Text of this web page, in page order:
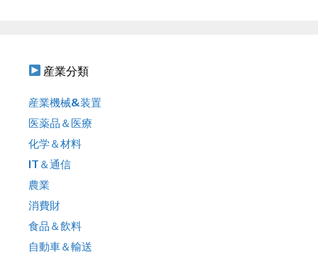
産業分類
産業機械&装置
医薬品＆医療
化学＆材料
IT＆通信
農業
消費財
食品＆飲料
自動車＆輸送